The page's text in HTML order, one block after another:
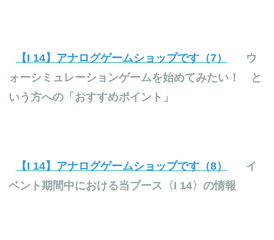
【I 14】アナログゲームショップです（7）
ウ
ォーシミュレーションゲームを始めてみたい！ と
いう方への「おすすめポイント」
【I 14】アナログゲームショップです（8）
イ
ベント期間中における当ブース〈I 14〉の情報